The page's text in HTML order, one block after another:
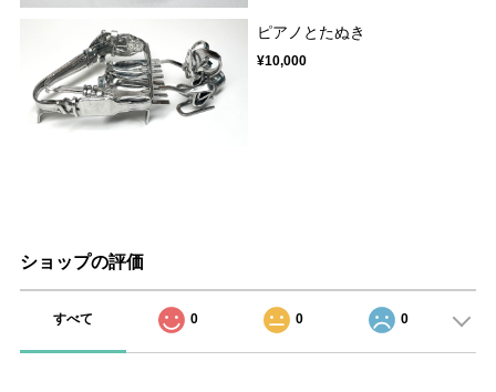
ピアノとたぬき
¥10,000
ショップの評価
すべて 0 0 0